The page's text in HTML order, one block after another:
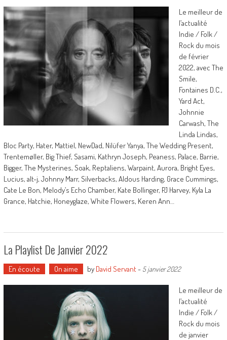
Le meilleur de
l’actualité
Indie / Folk /
Rock du mois
de février
2022, avec The
Smile,
Fontaines D.C.,
Yard Act,
Johnnie
Carwash, The
Linda Lindas,
Bloc Party, Hater, Mattiel, NewDad, Nilüfer Yanya, The Wedding Present,
Trentemøller, Big Thief, Sasami, Kathryn Joseph, Peaness, Palace, Barrie,
Bigger, The Mysterines, Soak, Reptaliens, Warpaint, Aurora, Bright Eyes,
Lucius, alt-j, Johnny Marr, Silverbacks, Aldous Harding, Grace Cummings,
Cate Le Bon, Melody’s Echo Chamber, Kate Bollinger, PJ Harvey, Kyla La
Grance, Hatchie, Honeyglaze, White Flowers, Keren Ann…
La Playlist De Janvier 2022
En écoute On aime by David Servant- 5 janvier 2022
Le meilleur de
l’actualité
Indie / Folk /
Rock du mois
de janvier